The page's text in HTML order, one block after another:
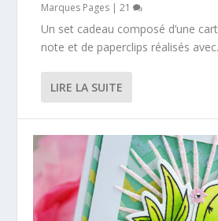
Marques Pages |21
Un set cadeau composé d’une
note et de paperclips réalisés
LIRE LA SUITE